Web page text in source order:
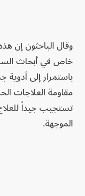
وقال الباحثون إن
خاص في أبحاث
باستمرار إلى
مقاومة العلاجات
تستجيب جيداً
الموجهة.